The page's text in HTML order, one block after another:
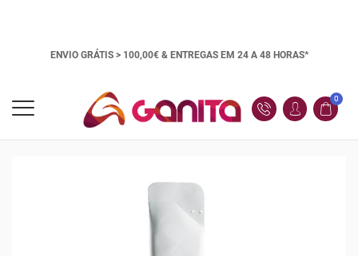
ENVIO GRÁTIS > 100,00€ & ENTREGAS EM 24 A 48 HORAS*
0